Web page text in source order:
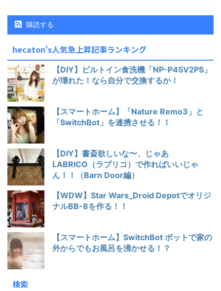
購読する
hecaton's人気急上昇記事ランキング
【DIY】ビルトイン食洗機「NP-P45V2PS」
が壊れた！なら自分で交換するか！
【スマートホーム】「Nature Remo3」と
「SwitchBot」を連携させる！！
【DIY】書斎欲しいな〜、じゃあ
LABRICO（ラブリコ）で作ればいいじゃ
ん！！（Barn Door編）
【WDW】Star Wars_Droid Depotでオリジ
ナルBB-8を作る！！
【スマートホーム】SwitchBot ボットで家の
外からでもお風呂を沸かせる！？
検索